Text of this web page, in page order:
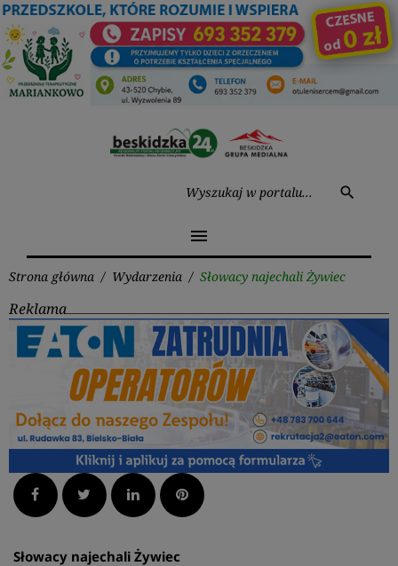
Przejdź
do
treści
search
menu
Strona główna / Wydarzenia / Słowacy najechali Żywiec
Reklama
Facebook Twitter LinkedInPinterest
Słowacy najechali Żywiec